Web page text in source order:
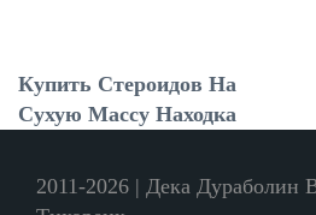
Купить Стероидов На
Сухую Массу Находка
2011-2026 | Дека Дураболин